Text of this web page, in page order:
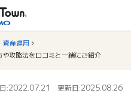
資産運用
攻略法を口コミと一緒にご紹介
:2022.07.21 更新日:2025.08.26